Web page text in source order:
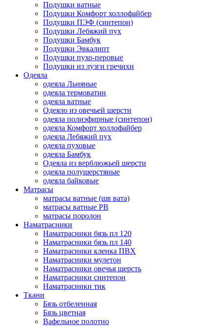
Подушки ватные
Подушки Комфорт холлофайбер
Подушки ПЭФ (синтепон)
Подушки Лебяжий пух
Подушки Бамбук
Подушки Эвкалипт
Подушки пухо-перовые
Подушки из лузги гречихи
Одеяла
одеяла Льняные
одеяла термоватин
одеяла ватные
Одеяло из овечьей шерсти
одеяла полиэфирные (синтепон)
одеяла Комфорт холлофайбер
одеяла Лебяжий пух
одеяла пуховые
одеяла Бамбук
Одеяла из верблюжьей шерсти
одеяла полушерстяные
одеяла байковые
Матрасы
матрасы ватные (шв вата)
матрасы ватные РВ
матрасы поролон
Наматрасники
Наматрасники бязь пл 120
Наматрасники бязь пл 140
Наматрасники кленка ПВХ
Наматрасники мулетон
Наматрасники овечья шерсть
Наматрасники синтепон
Наматрасники тик
Ткани
Бязь отбеленная
Бязь цветная
Вафельное полотно